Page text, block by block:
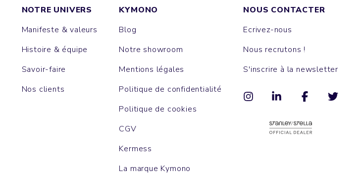
NOTRE UNIVERS
Manifeste & valeurs
Histoire & équipe
Savoir-faire
Nos clients
KYMONO
Blog
Notre showroom
Mentions légales
Politique de confidentialité
Politique de cookies
CGV
Kermess
La marque Kymono
NOUS CONTACTER
Ecrivez-nous
Nous recrutons !
S'inscrire à la newsletter